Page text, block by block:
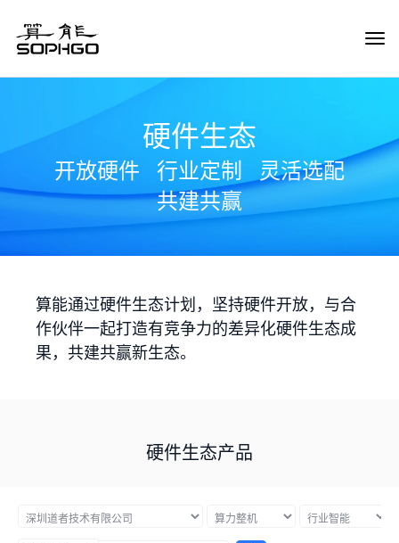
硬件生态
开放硬件 行业定制
灵活选配
共建共赢
算能通过硬件生态计划，坚持硬件开放，与合
作伙伴一起打造有竞争力的差异化硬件生态成
果，共建共赢新生态。
硬件生态产品